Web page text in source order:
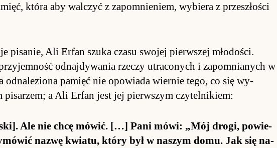
która aby wal­czyć z za­po­mnie­niem, wy­biera z prze­szło­ści
pi­sanie, Ali Er­fan szuka czasu swojej pierw­szej młodo­ści.
od­naj­dywania rze­czy utraconych i za­po­mnia­nych w
od­na­le­ziona pa­mięć nie opo­wiada wier­nie te­go, co się wy­
pi­sarzem; a Ali Er­fan jest jej pierw­szym czytel­nikiem:
Ale nie chcę mówić. […] Pani mówi: „Mój dro­gi, po­wie­
na­zwę kwia­tu, który był w na­szym do­mu. Jak się na­